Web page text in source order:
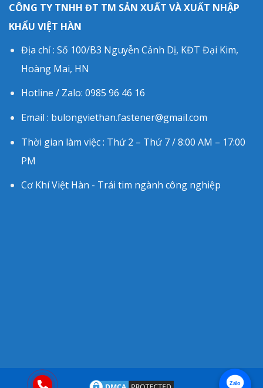
CÔNG TY TNHH ĐT TM SẢN XUẤT VÀ XUẤT NHẬP
KHẨU VIỆT HÀN
Địa chỉ : Số 100/B3 Nguyễn Cảnh Dị, KĐT Đại Kim,
Hoàng Mai, HN
Hotline / Zalo: 0985 96 46 16
Email : bulongviethan.fastener@gmail.com
Thời gian làm việc : Thứ 2 – Thứ 7 / 8:00 AM – 17:00
PM
Cơ Khí Việt Hàn - Trái tim ngành công nghiệp
Zalo